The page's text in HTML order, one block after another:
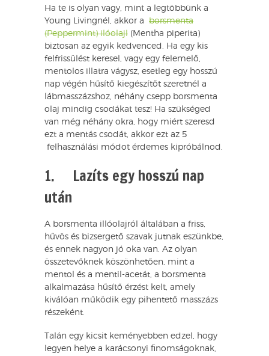
Ha te is olyan vagy, mint a legtöbbünk a
Young Livingnél, akkor a borsmenta
(Peppermint) ilóolajl (Mentha piperita)
biztosan az egyik kedvenced. Ha egy kis
felfrissülést keresel, vagy egy felemelő,
mentolos illatra vágysz, esetleg egy hosszú
nap végén hűsítő kiegészítőt szeretnél a
lábmasszázshoz, néhány csepp borsmenta
olaj mindig csodákat tesz! Ha szükséged
van még néhány okra, hogy miért szeresd
ezt a mentás csodát, akkor ezt az 5
felhasználási módot érdemes kipróbálnod.
1. Lazíts egy hosszú nap
után
A borsmenta illóolajról általában a friss,
hűvös és bizsergető szavak jutnak eszünkbe,
és ennek nagyon jó oka van. Az olyan
összetevőknek köszönhetően, mint a
mentol és a mentil-acetát, a borsmenta
alkalmazása hűsítő érzést kelt, amely
kiválóan működik egy pihentető masszázs
részeként.
Talán egy kicsit keményebben edzel, hogy
legyen helye a karácsonyi finomságoknak,